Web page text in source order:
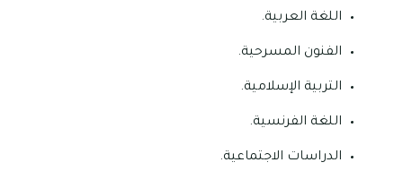
اللغة العربية.
الفنون المسرحية.
التربية الإسلامية.
اللغة الفرنسية.
الدراسات الاجتماعية.